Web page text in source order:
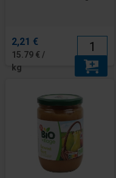
2,21 €
15.79 € /
kg